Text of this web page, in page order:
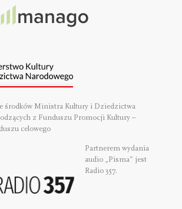
środków Ministra Kultury i Dziedzictwa
z Funduszu Promocji Kultury –
celowego
Partnerem wydania
audio „Pisma” jest
Radio 357.